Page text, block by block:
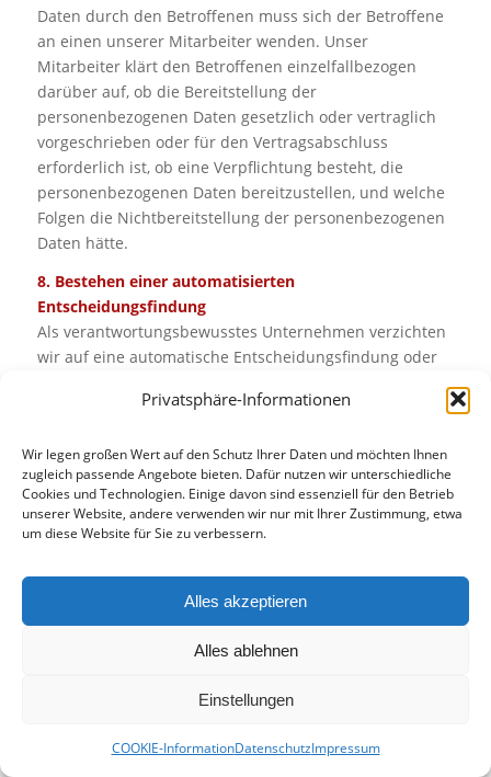
Privatsphäre-Informationen
Wir legen großen Wert auf den Schutz Ihrer Daten und möchten Ihnen
zugleich passende Angebote bieten. Dafür nutzen wir unterschiedliche
Cookies und Technologien. Einige davon sind essenziell für den Betrieb
unserer Website, andere verwenden wir nur mit Ihrer Zustimmung, etwa
um diese Website für Sie zu verbessern.
Alles akzeptieren
Alles ablehnen
Einstellungen
COOKIE-InformationDatenschutzImpressum
Daten durch den Betroffenen muss sich der Betroffene
an einen unserer Mitarbeiter wenden. Unser
Mitarbeiter klärt den Betroffenen einzelfallbezogen
darüber auf, ob die Bereitstellung der
personenbezogenen Daten gesetzlich oder vertraglich
vorgeschrieben oder für den Vertragsabschluss
erforderlich ist, ob eine Verpflichtung besteht, die
personenbezogenen Daten bereitzustellen, und welche
Folgen die Nichtbereitstellung der personenbezogenen
Daten hätte.
8. Bestehen einer automatisierten
Entscheidungsfindung
Als verantwortungsbewusstes Unternehmen verzichten
wir auf eine automatische Entscheidungsfindung oder
Wir behalten uns vor diese Datenschutzerklärung
insbesondere hinsichtlich des Besonderen Teils
jederzeit zu aktualisieren.
10. Einsatz von sogenannten Cookies
Laut Gesetz dürfen Cookies ohne Ihre Zustimmung auf
ausschließlich für den technischen Betrieb einer
Cookie-Typen benötigen wir Ihre Erlaubnis.